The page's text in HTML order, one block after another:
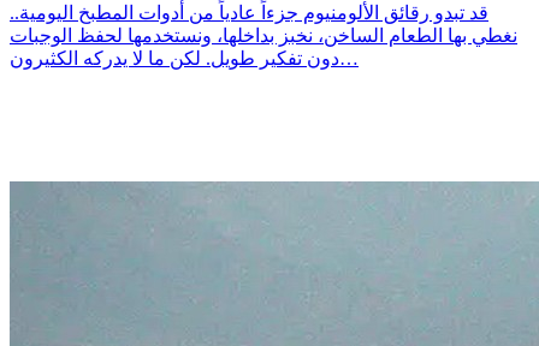
قد تبدو رقائق الألومنيوم جزءاً عادياً من أدوات المطبخ اليومية..
نغطي بها الطعام الساخن، نخبز بداخلها، ونستخدمها لحفظ الوجبات
دون تفكير طويل. لكن ما لا يدركه الكثيرون…